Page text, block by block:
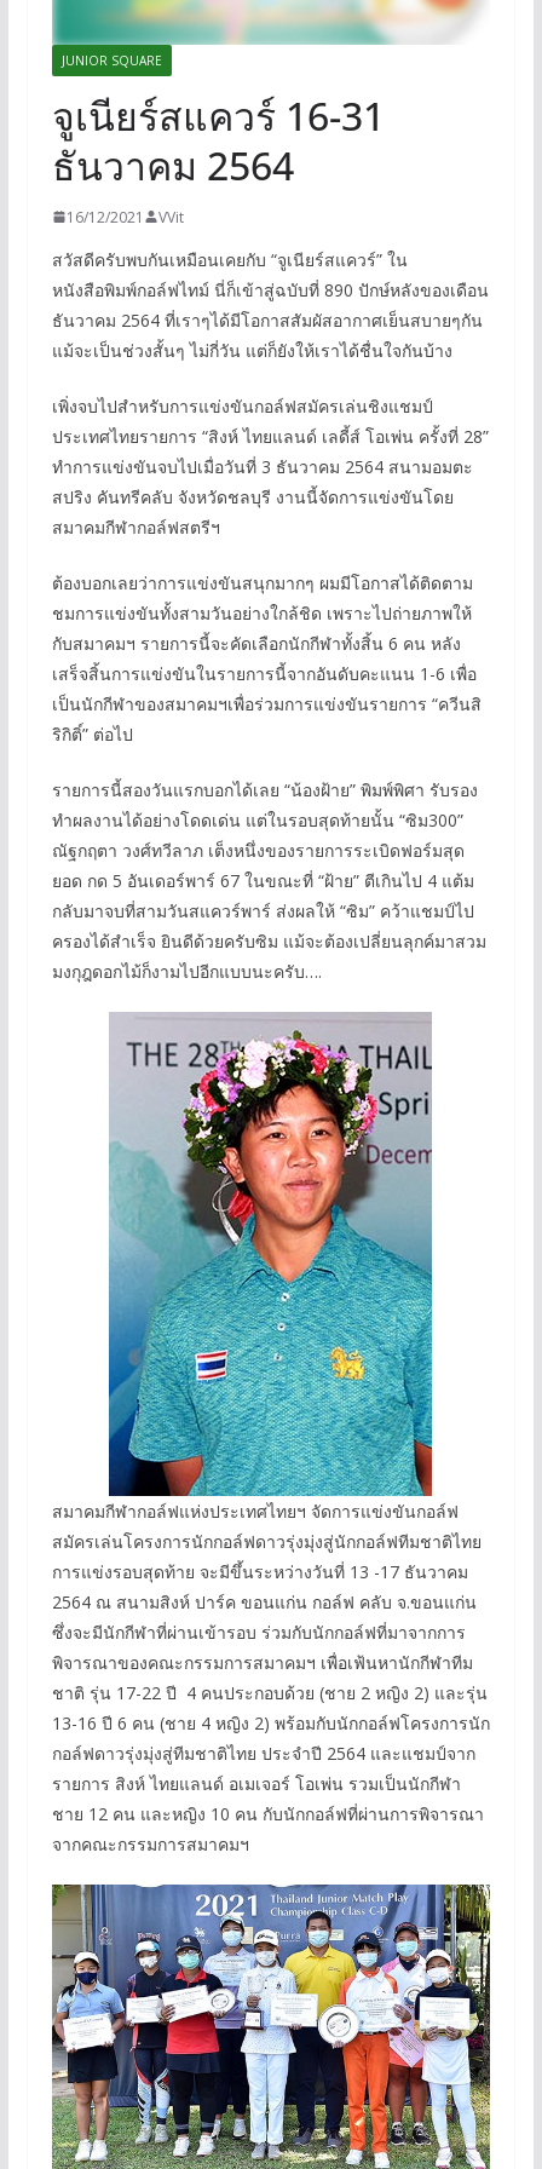
JUNIOR SQUARE
จูเนียร์สแควร์ 16-31
ธันวาคม 2564
16/12/2021 VVit
สวัสดีครับพบกันเหมือนเคยกับ “จูเนียร์สแควร์” ใน
หนังสือพิมพ์กอล์ฟไทม์ นี่ก็เข้าสู่ฉบับที่ 890 ปักษ์หลังของเดือน
ธันวาคม 2564 ที่เราๆได้มีโอกาสสัมผัสอากาศเย็นสบายๆกัน
แม้จะเป็นช่วงสั้นๆ ไม่กี่วัน แต่ก็ยังให้เราได้ชื่นใจกันบ้าง
เพิ่งจบไปสำหรับการแข่งขันกอล์ฟสมัครเล่นชิงแชมป์
ประเทศไทยรายการ “สิงห์ ไทยแลนด์ เลดี้ส์ โอเพ่น ครั้งที่ 28”
ทำการแข่งขันจบไปเมื่อวันที่ 3 ธันวาคม 2564 สนามอมตะ
สปริง คันทรีคลับ จังหวัดชลบุรี งานนี้จัดการแข่งขันโดย
สมาคมกีฬากอล์ฟสตรีฯ
ต้องบอกเลยว่าการแข่งขันสนุกมากๆ ผมมีโอกาสได้ติดตาม
ชมการแข่งขันทั้งสามวันอย่างใกล้ชิด เพราะไปถ่ายภาพให้
กับสมาคมฯ รายการนี้จะคัดเลือกนักกีฬาทั้งสิ้น 6 คน หลัง
เสร็จสิ้นการแข่งขันในรายการนี้จากอันดับคะแนน 1-6 เพื่อ
เป็นนักกีฬาของสมาคมฯเพื่อร่วมการแข่งขันรายการ “ควีนสิ
ริกิติ์” ต่อไป
รายการนี้สองวันแรกบอกได้เลย “น้องฝ้าย” พิมพ์พิศา รับรอง
ทำผลงานได้อย่างโดดเด่น แต่ในรอบสุดท้ายนั้น “ซิม300”
ณัฐกฤตา วงศ์ทวีลาภ เต็งหนึ่งของรายการระเบิดฟอร์มสุด
ยอด กด 5 อันเดอร์พาร์ 67 ในขณะที่ “ฝ้าย” ตีเกินไป 4 แต้ม
กลับมาจบที่สามวันสแควร์พาร์ ส่งผลให้ “ซิม” คว้าแชมป์ไป
ครองได้สำเร็จ ยินดีด้วยครับซิม แม้จะต้องเปลี่ยนลุกค์มาสวม
มงกุฎดอกไม้ก็งามไปอีกแบบนะครับ….
สมาคมกีฬากอล์ฟแห่งประเทศไทยฯ จัดการแข่งขันกอล์ฟ
สมัครเล่นโครงการนักกอล์ฟดาวรุ่งมุ่งสู่นักกอล์ฟทีมชาติไทย
การแข่งรอบสุดท้าย จะมีขึ้นระหว่างวันที่ 13 -17 ธันวาคม
2564 ณ สนามสิงห์ ปาร์ค ขอนแก่น กอล์ฟ คลับ จ.ขอนแก่น
ซึ่งจะมีนักกีฬาที่ผ่านเข้ารอบ ร่วมกับนักกอล์ฟที่มาจากการ
พิจารณาของคณะกรรมการสมาคมฯ เพื่อเฟ้นหานักกีฬาทีม
ชาติ รุ่น 17-22 ปี 4 คนประกอบด้วย (ชาย 2 หญิง 2) และรุ่น
13-16 ปี 6 คน (ชาย 4 หญิง 2) พร้อมกับนักกอล์ฟโครงการนัก
กอล์ฟดาวรุ่งมุ่งสู่ทีมชาติไทย ประจำปี 2564 และแชมป์จาก
รายการ สิงห์ ไทยแลนด์ อเมเจอร์ โอเพ่น รวมเป็นนักกีฬา
ชาย 12 คน และหญิง 10 คน กับนักกอล์ฟที่ผ่านการพิจารณา
จากคณะกรรมการสมาคมฯ